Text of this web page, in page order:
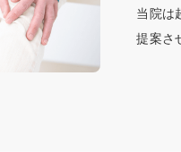
当院は
提案さ